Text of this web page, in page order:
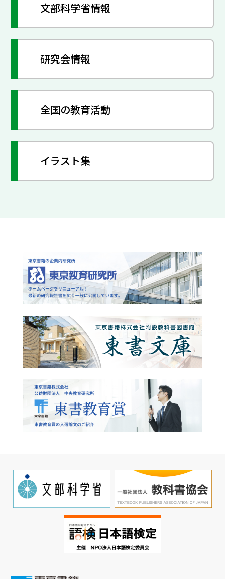
文部科学省情報
研究会情報
全国の教育活動
イラスト集